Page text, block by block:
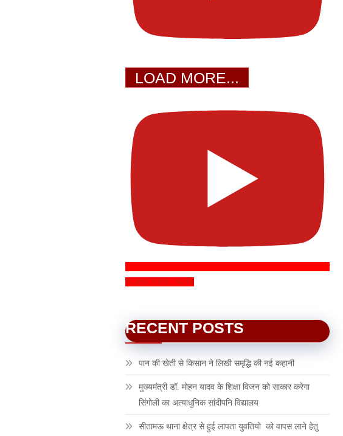
LOAD MORE...
SUBSCRIBE NOW
RECENT POSTS
पान की खेती से किसान ने लिखी समृद्धि की नई कहानी
मुख्यमंत्री डॉ. मोहन यादव के शिक्षा विजन को साकार करेगा
सिंगोली का अत्याधुनिक सांदीपनि विद्यालय
सीतामऊ थाना क्षेत्र से हुई लापता युवतियो को वापस लाने हेतु